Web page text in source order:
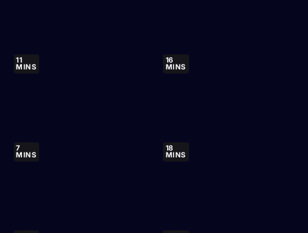
11
MINS
16
MINS
7
MINS
18
MINS